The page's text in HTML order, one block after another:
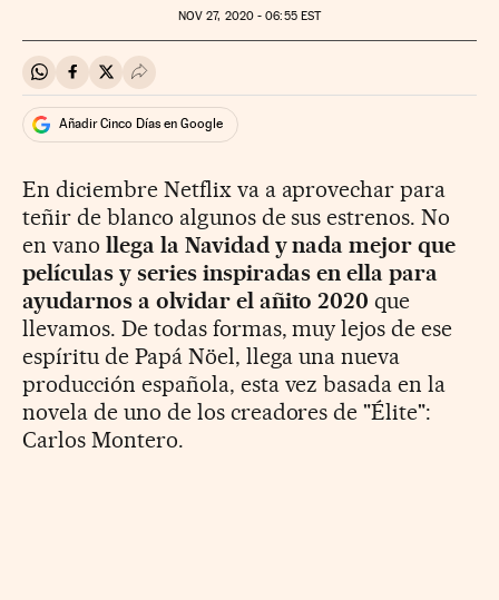
NOV 27, 2020 - 06:55EST
Compartir en Whatsapp
Compartir en Facebook
Compartir en Twitter
Desplegar Redes Sociales
Añadir Cinco Días en Google
En diciembre Netflix va a aprovechar para
teñir de blanco algunos de sus estrenos. No
en vano llega la Navidad y nada mejor que
películas y series inspiradas en ella para
ayudarnos a olvidar el añito 2020 que
llevamos. De todas formas, muy lejos de ese
espíritu de Papá Nöel, llega una nueva
producción española, esta vez basada en la
novela de uno de los creadores de "Élite":
Carlos Montero.